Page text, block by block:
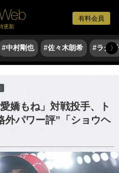
有料会員
更新
#中村剛也 #佐々木朗希 #ラグ〉
嬌もね」対戦投手、ト
外パワー評”「ショウヘ